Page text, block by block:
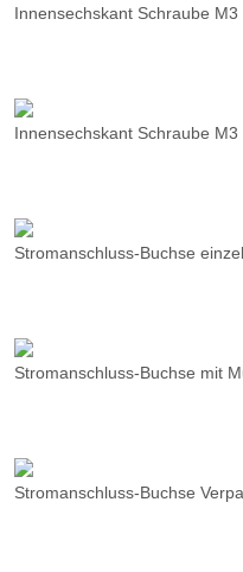
Innensechskant Schraube M3
Innensechskant Schraube
Stromanschluss-Buchse
Stromanschluss-Buchse mit
Stromanschluss-Buchse